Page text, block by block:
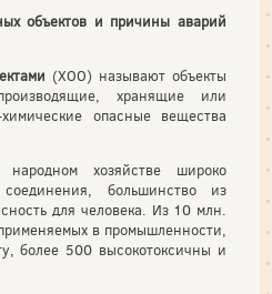
объектов и причины аварий
(ХОО) называют объекты
хранящие или
опасные вещества
хозяйстве широко
большинство из
для человека. Из 10 млн.
в промышленности,
более 500 высокотоксичны и